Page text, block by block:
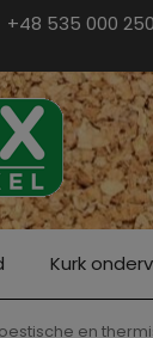
+48 535 000 250
Kurk
en